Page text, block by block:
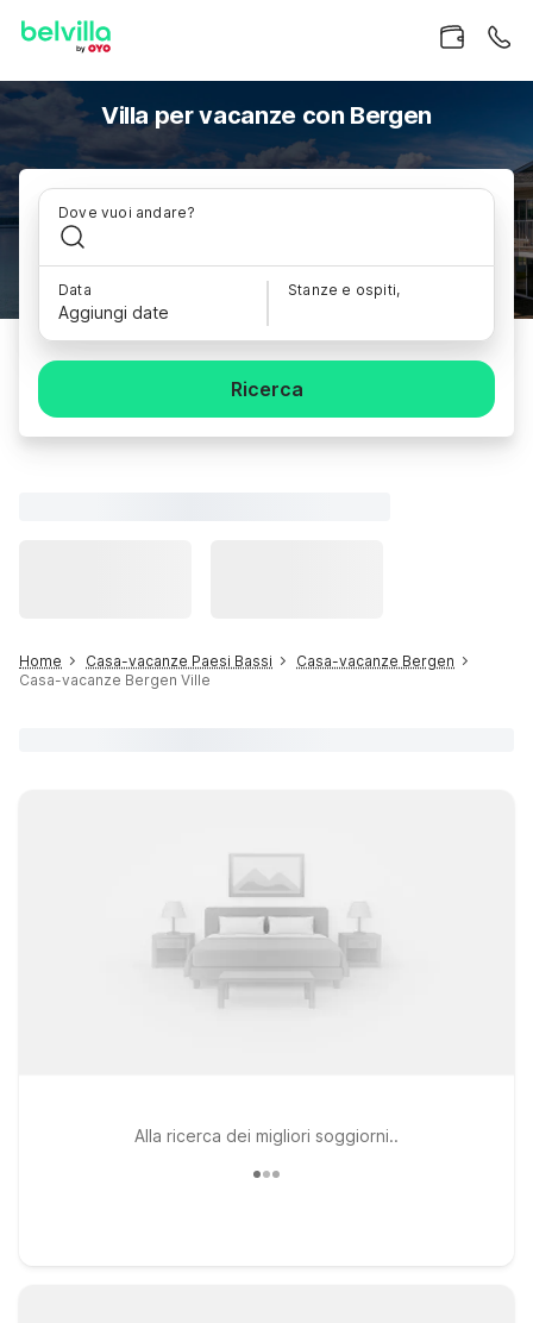
Villa per vacanze con Bergen
Dove vuoi andare?
Data
Aggiungi date
Stanze e ospiti,
Ricerca
Home Casa-vacanze Paesi Bassi
Casa-vacanze Bergen
Casa-vacanze Bergen Ville
Alla ricerca dei migliori soggiorni..